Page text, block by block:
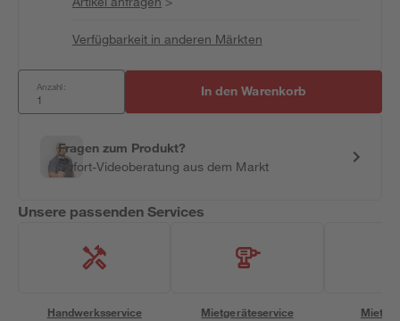
Verfügbarkeit in anderen Märkten
Anzahl: In den Warenkorb
Fragen zum Produkt?
Sofort-Videoberatung aus dem Markt
Unsere passenden Services
Handwerksservice Mietgeräteservice